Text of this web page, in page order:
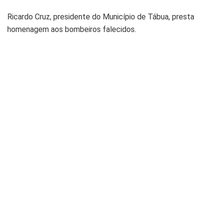
Ricardo Cruz, presidente do Município de Tábua, presta
homenagem aos bombeiros falecidos.